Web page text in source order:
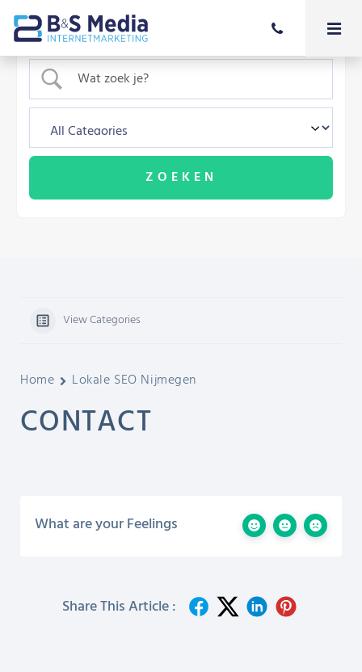
View Categories
Home Lokale SEO Nijmegen
CONTACT
What are your Feelings
Share This Article :